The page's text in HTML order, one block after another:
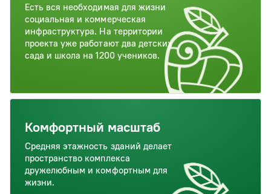
Есть вся необходимая для жизни
социальная и коммерческая
инфраструктура. На территории
проекта уже работают два детских
сада и школа на 1200 учеников.
Комфортный масштаб
Средняя этажность зданий делает
пространство комплекса
дружелюбным и комфортным для
жизни.